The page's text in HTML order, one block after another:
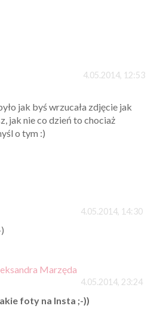
4.05.2014, 12:53
jak byś wrzucała zdjęcie jak
jak nie co dzień to chociaż
o tym :)
4.05.2014, 14:30
Marzęda
4.05.2014, 23:24
foty na Insta ;-))